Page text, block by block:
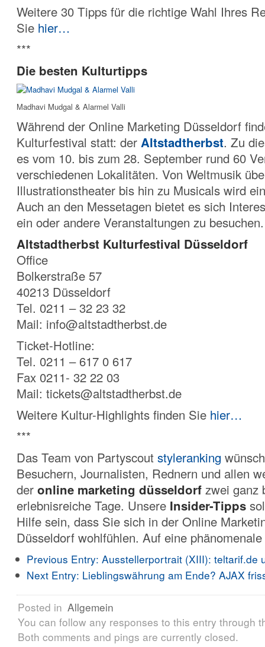
Weitere 30 Tipps für die richtige Wahl Ihres
Sie hier…
***
Die besten Kulturtipps
Madhavi Mudgal & Alarmel Valli
Während der Online Marketing Düsseldorf
Kulturfestival statt: der Altstadtherbst. Zu
es vom 10. bis zum 28. September rund 60
verschiedenen Lokalitäten. Von Weltmusik
Illustrationstheater bis hin zu Musicals wird
Auch an den Messetagen bietet es sich
ein oder andere Veranstaltungen zu besuchen.
Altstadtherbst Kulturfestival Düsseldorf
Office
Bolkerstraße 57
40213 Düsseldorf
Tel. 0211 – 32 23 32
Mail: info@altstadtherbst.de
Ticket-Hotline:
Tel. 0211 – 617 0 617
Fax 0211- 32 22 03
Mail: tickets@altstadtherbst.de
Weitere Kultur-Highlights finden Sie hier…
***
Das Team von Partyscout styleranking
Besuchern, Journalisten, Rednern und allen
der online marketing düsseldorf zwei ganz
erlebnisreiche Tage. Unsere Insider-Tipps
Hilfe sein, dass Sie sich in der Online
Düsseldorf wohlfühlen. Auf eine
Previous Entry: Ausstellerportrait (XIII): teltarif.de
Next Entry: Lieblingswährung am Ende? AJAX
Posted in Allgemein
You can follow any responses to this entry through
Both comments and pings are currently closed.